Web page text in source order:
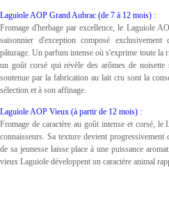
Laguiole AOP Grand Aubrac (de 7 à 12 mois) :
Fromage d'herbage par excellence, le Laguiole
saisonnier d'exception composé
pâturage. Un parfum intense où s'exprime toute la
un goût corsé qui révèle des arômes de noisette
soutenue par la fabrication au lait cru sont la
sélection et à son affinage.
Laguiole AOP Vieux (à partir de 12 mois) :
Fromage de caractère au goût intense et corsé,
connaisseurs. Sa texture devient
de sa jeunesse laisse place à une puissance
vieux Laguiole développent un caractère animal